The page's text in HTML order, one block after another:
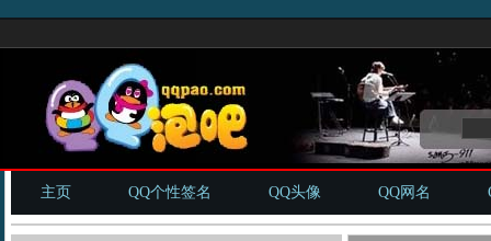
主页 QQ个性签名 QQ头像 QQ网名